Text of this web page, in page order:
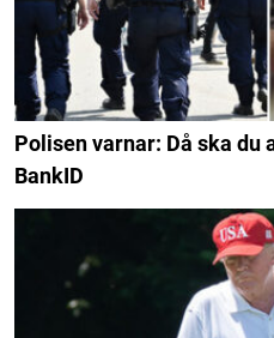
Polisen varnar: Då ska du
BankID